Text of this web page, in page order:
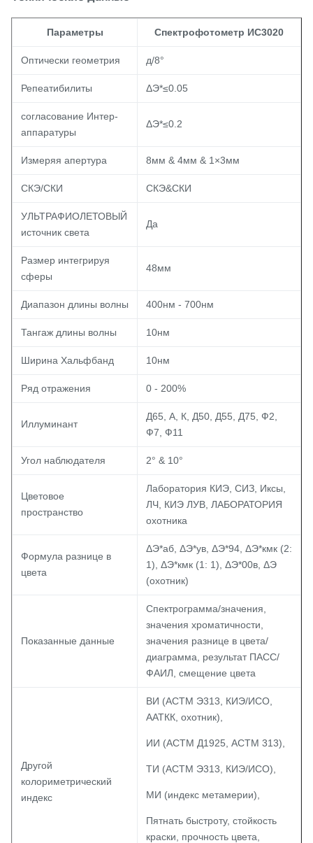
Параметры Спектрофотометр ИС3020
Оптически геометрия д/8°
Репеатибилиты ΔЭ*≤0.05
согласование Интер-
аппаратуры
ΔЭ*≤0.2
Измеряя апертура 8мм & 4мм & 1×3мм
СКЭ/СКИ СКЭ&СКИ
УЛЬТРАФИОЛЕТОВЫЙ
источник света
Да
Размер интегрируя
сферы
48мм
Диапазон длины волны 400нм - 700нм
Тангаж длины волны 10нм
Ширина Хальфбанд 10нм
Ряд отражения 0 - 200%
Иллуминант
Д65, А, К, Д50, Д55, Д75, Ф2,
Ф7, Ф11
Угол наблюдателя 2° & 10°
Цветовое
пространство
Лаборатория КИЭ, СИЗ, Иксы,
ЛЧ, КИЭ ЛУВ, ЛАБОРАТОРИЯ
охотника
Формула разнице в
цвета
ΔЭ*аб, ΔЭ*ув, ΔЭ*94, ΔЭ*кмк (2:
1), ΔЭ*кмк (1: 1), ΔЭ*00в, ΔЭ
(охотник)
Показанные данные
Спектрограмма/значения,
значения хроматичности,
значения разнице в цвета/
диаграмма, результат ПАСС/
ФАИЛ, смещение цвета
Другой
колориметрический
индекс
ВИ (АСТМ Э313, КИЭ/ИСО,
ААТКК, охотник),
ИИ (АСТМ Д1925, АСТМ 313),
ТИ (АСТМ Э313, КИЭ/ИСО),
МИ (индекс метамерии),
Пятнать быстроту, стойкость
краски, прочность цвета,